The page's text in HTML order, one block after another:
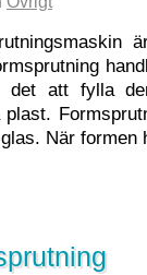
att fylla
När formen